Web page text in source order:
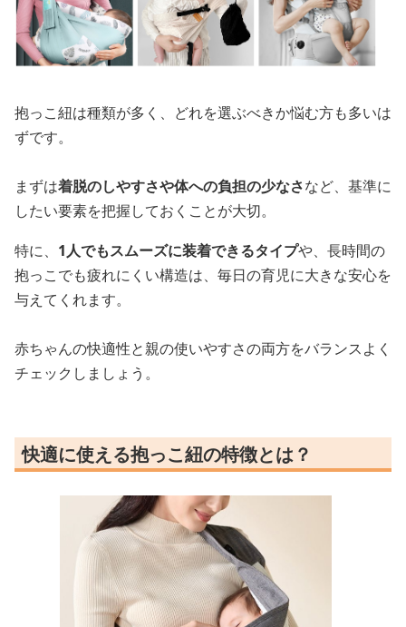
抱っこ紐は種類が多く、どれを選ぶべきか悩む方も多いは
ずです。
まずは着脱のしやすさや体への負担の少なさなど、基準に
したい要素を把握しておくことが大切。
特に、 1人でもスムーズに装着できるタイプや、長時間の
抱っこでも疲れにくい構造は、毎日の育児に大きな安心を
与えてくれます。
赤ちゃんの快適性と親の使いやすさの両方をバランスよく
チェックしましょう。
快適に使える抱っこ紐の特徴とは？